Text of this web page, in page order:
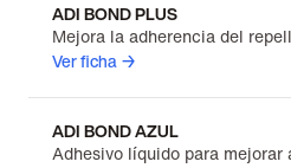
ADI BOND PLUS
Mejora la adherencia del
Ver ficha →
ADI BOND AZUL
Adhesivo líquido para mejorar